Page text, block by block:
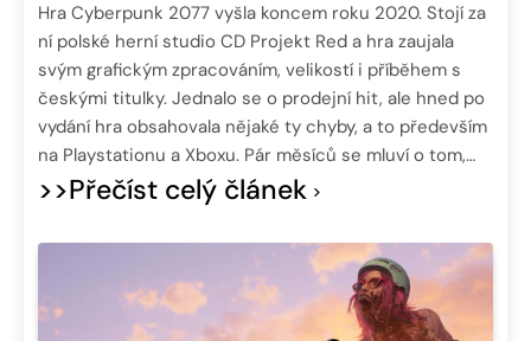
Hra Cyberpunk 2077 vyšla koncem roku 2020. Stojí za
ní polské herní studio CD Projekt Red a hra zaujala
svým grafickým zpracováním, velikostí i příběhem s
českými titulky. Jednalo se o prodejní hit, ale hned po
vydání hra obsahovala nějaké ty chyby, a to především
na Playstationu a Xboxu. Pár měsíců se mluví o tom,…
>>Přečíst celý článek